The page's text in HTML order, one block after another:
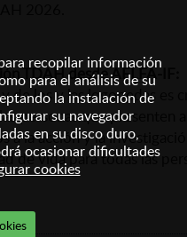
recopilar información
para el análisis de su
la instalación de
su navegador
en su disco duro,
ocasionar dificultades
cookies
TDAH desde AELFA-IF:
de los y las logopedas es
personas que presenten
a la acción y la
de vida para todas las